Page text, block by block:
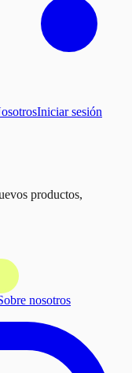
Iniciar sesión
productos,
nosotros